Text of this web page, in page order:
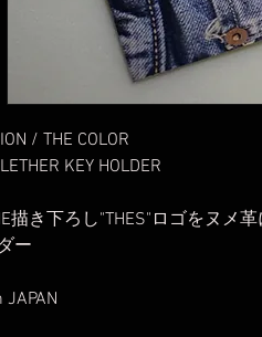
/ THE COLOR
KEY HOLDER
描き下ろし"THES"ロゴをヌメ
ー
JAPAN